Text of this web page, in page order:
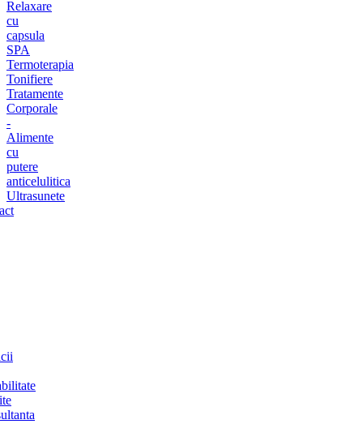
Relaxare
cu
capsula
SPA
Termoterapia
Tonifiere
Tratamente
Corporale
-
Alimente
cu
putere
anticelulitica
Ultrasunete